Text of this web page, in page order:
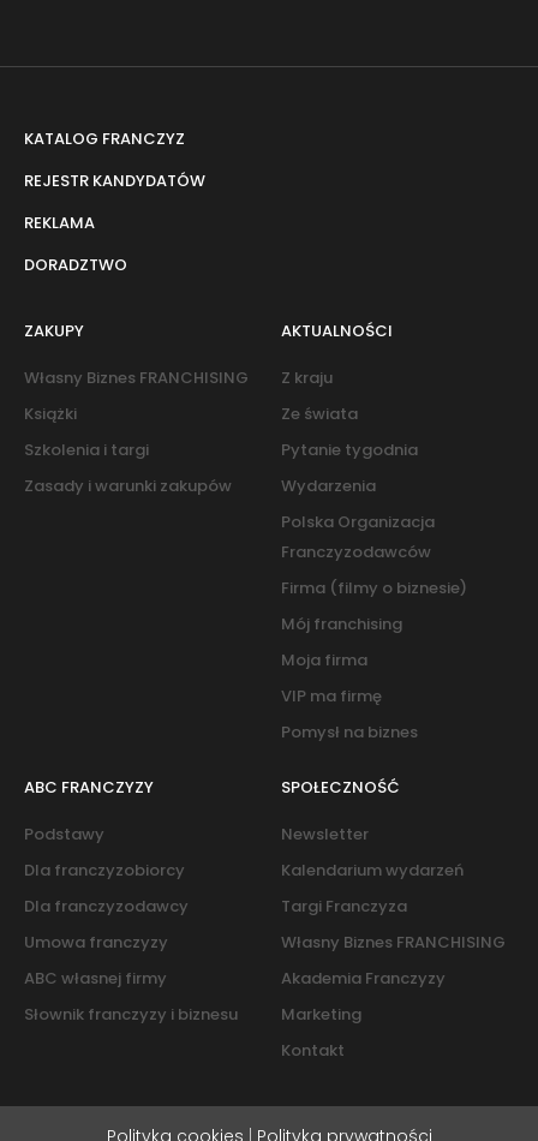
KATALOG FRANCZYZ
REJESTR KANDYDATÓW
REKLAMA
DORADZTWO
ZAKUPY
Własny Biznes FRANCHISING
Książki
Szkolenia i targi
Zasady i warunki zakupów
AKTUALNOŚCI
Z kraju
Ze świata
Pytanie tygodnia
Wydarzenia
Polska Organizacja
Franczyzodawców
Firma (filmy o biznesie)
Mój franchising
Moja firma
VIP ma firmę
Pomysł na biznes
ABC FRANCZYZY
Podstawy
Dla franczyzobiorcy
Dla franczyzodawcy
Umowa franczyzy
ABC własnej firmy
Słownik franczyzy i biznesu
SPOŁECZNOŚĆ
Newsletter
Kalendarium wydarzeń
Targi Franczyza
Własny Biznes FRANCHISING
Akademia Franczyzy
Marketing
Kontakt
Polityka cookies | Polityka prywatności